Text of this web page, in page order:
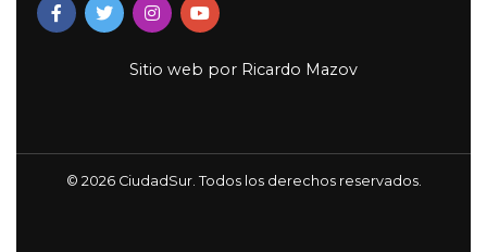
Sitio web por Ricardo Mazov
© 2026 CiudadSur. Todos los derechos reservados.